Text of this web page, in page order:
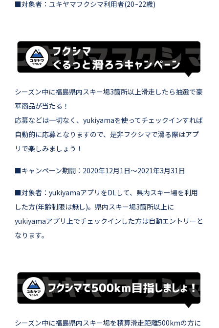
■対象者：ユキヤマフクシマ利用者(20~22歳)
シーズン中に福島県内スキー場3箇所以上滑走したら抽選で豪
華商品が当たる！
応募などは一切なく、yukiyamaを使ってチェックインすれば
自動的に応募となりますので、是非フクシマで滑る際はアプ
リで楽しみましょう！
■キャンペーン期間：2020年12月1日～2021年3月31日
■対象者：yukiyamaアプリをDLして、県内スキー場を利用
した方(年齢制限は無し)。県内スキー場3箇所以上に
yukiyamaアプリ上でチェックインした方は自動エントリーと
なります。
シーズン中に福島県内スキー場を積算滑走距離500kmの方に